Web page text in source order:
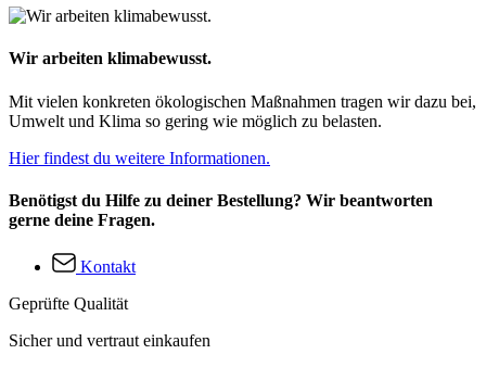
Wir arbeiten klimabewusst.
Mit vielen konkreten ökologischen Maßnahmen tragen wir dazu bei,
Umwelt und Klima so gering wie möglich zu belasten.
Hier findest du weitere Informationen.
Benötigst du Hilfe zu deiner Bestellung? Wir beantworten
gerne deine Fragen.
Kontakt
Geprüfte Qualität
Sicher und vertraut einkaufen